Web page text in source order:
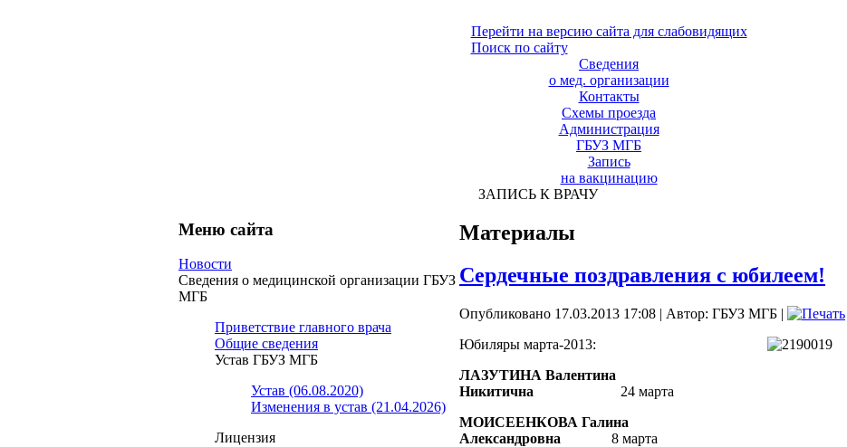
Перейти на версию сайта для слабовидящих
Поиск по сайту
Сведения
о мед. организации
Контакты
Схемы проезда
Администрация
ГБУЗ МГБ
Запись
на вакцинацию
ЗАПИСЬ К ВРАЧУ
Меню сайта
Новости
Сведения о медицинской организации ГБУЗ
МГБ
Приветствие главного врача
Общие сведения
Устав ГБУЗ МГБ
Устав (06.08.2020)
Изменения в устав (21.04.2026)
Лицензия
Материалы
Сердечные поздравления с юбилеем!
Опубликовано 17.03.2013 17:08 | Автор: ГБУЗ МГБ |
Юбиляры марта-2013:
ЛАЗУТИНА Валентина
Никитична 24 марта
МОИСЕЕНКОВА Галина
Александровна 8 марта